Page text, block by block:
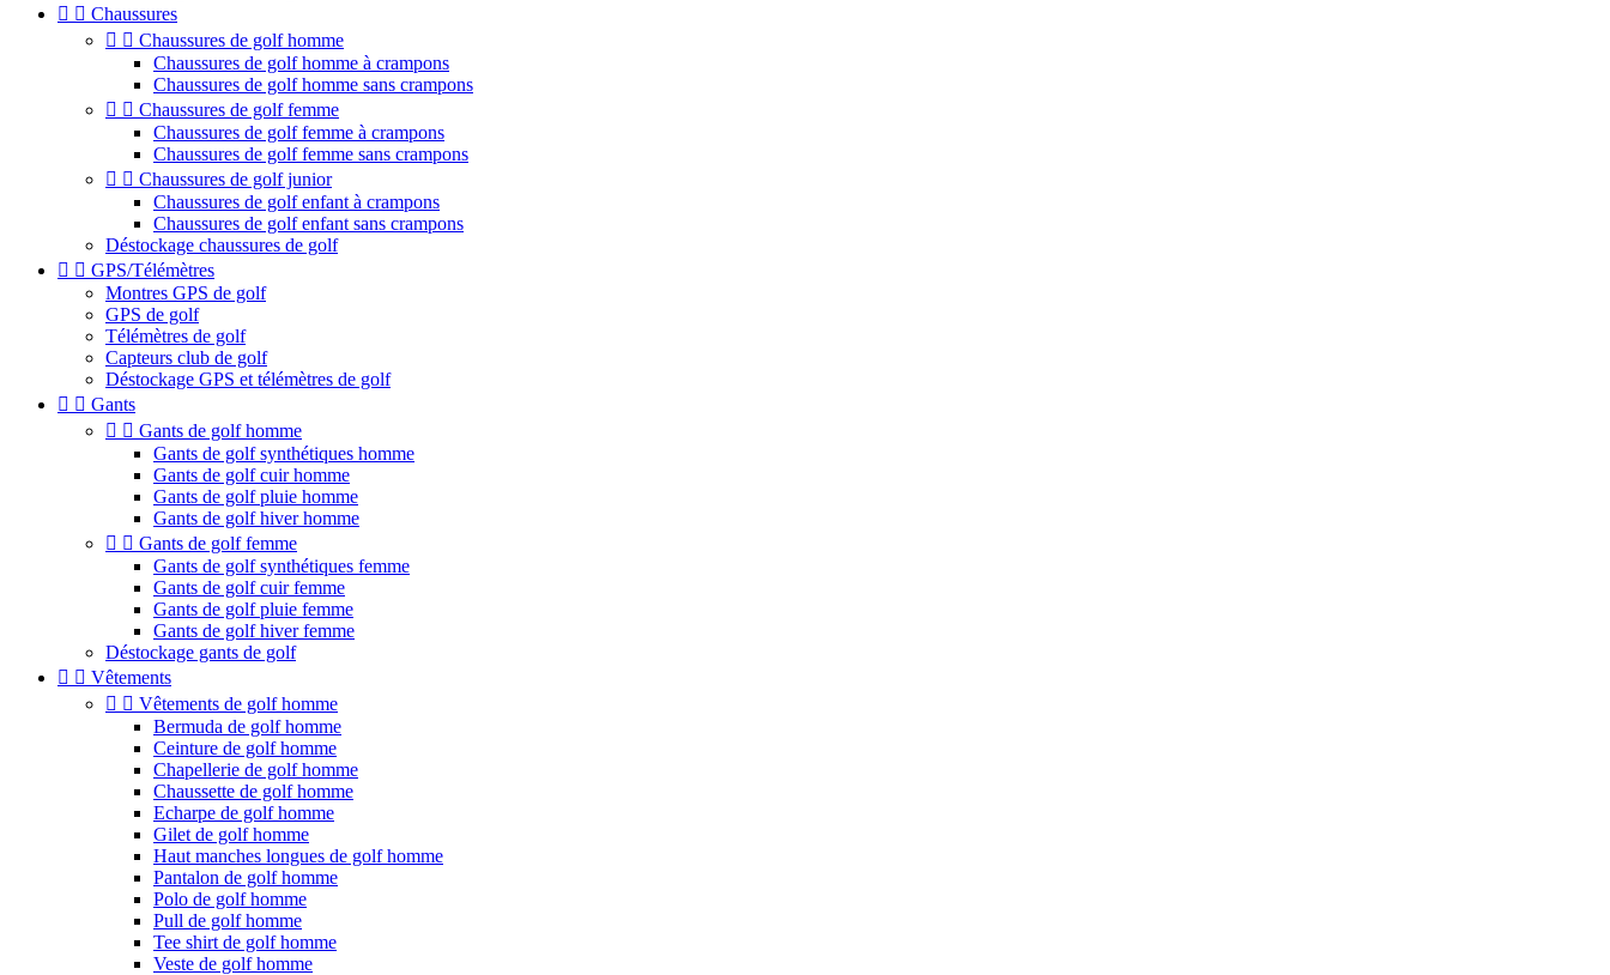
  Chaussures
  Chaussures de golf homme
Chaussures de golf homme à crampons
Chaussures de golf homme sans crampons
  Chaussures de golf femme
Chaussures de golf femme à crampons
Chaussures de golf femme sans crampons
  Chaussures de golf junior
Chaussures de golf enfant à crampons
Chaussures de golf enfant sans crampons
Déstockage chaussures de golf
  GPS/Télémètres
Montres GPS de golf
GPS de golf
Télémètres de golf
Capteurs club de golf
Déstockage GPS et télémètres de golf
  Gants
  Gants de golf homme
Gants de golf synthétiques homme
Gants de golf cuir homme
Gants de golf pluie homme
Gants de golf hiver homme
  Gants de golf femme
Gants de golf synthétiques femme
Gants de golf cuir femme
Gants de golf pluie femme
Gants de golf hiver femme
Déstockage gants de golf
  Vêtements
  Vêtements de golf homme
Bermuda de golf homme
Ceinture de golf homme
Chapellerie de golf homme
Chaussette de golf homme
Echarpe de golf homme
Gilet de golf homme
Haut manches longues de golf homme
Pantalon de golf homme
Polo de golf homme
Pull de golf homme
Tee shirt de golf homme
Veste de golf homme